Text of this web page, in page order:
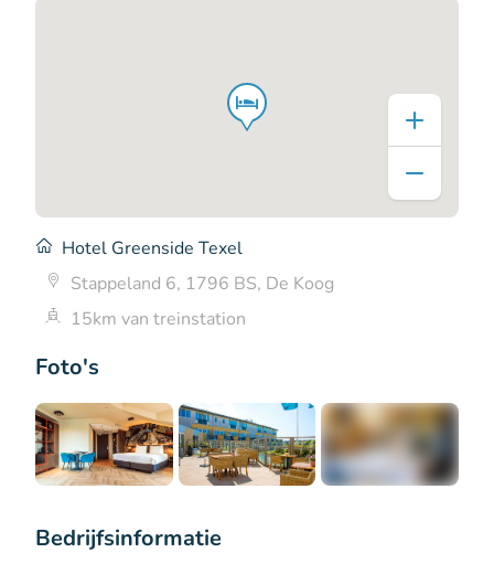
Foto's
Hotel Greenside Texel
Stappeland 6, 1796 BS, De Koog
15km van treinstation
Bedrijfsinformatie